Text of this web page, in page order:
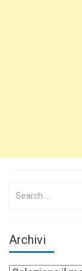
Search
Archivi